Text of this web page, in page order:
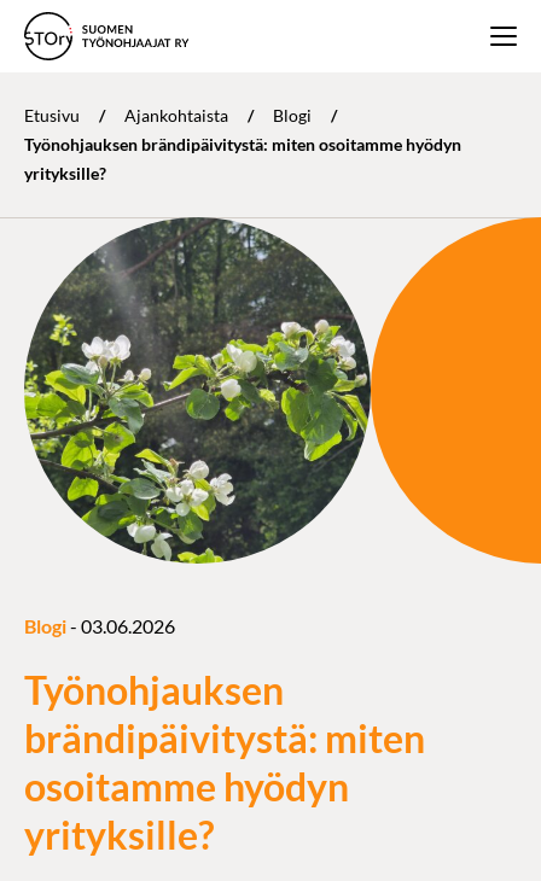
Etusivu / Ajankohtaista / Blogi
/
Työnohjauksen brändipäivitystä: miten osoitamme hyödyn
yrityksille?
Blogi- 03.06.2026
Työnohjauksen
brändipäivitystä: miten
osoitamme hyödyn
yrityksille?